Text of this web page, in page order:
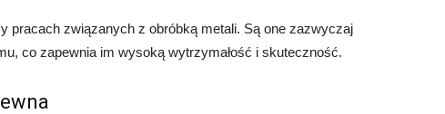
pracach związanych z obróbką metali. Są one zazwyczaj
co zapewnia im wysoką wytrzymałość i skuteczność.